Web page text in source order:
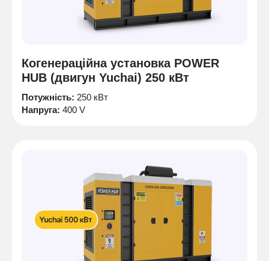
Когенераційна установка POWER
HUB (двигун Yuchai) 250 кВт
Потужність: 250 кВт
Напруга: 400 V